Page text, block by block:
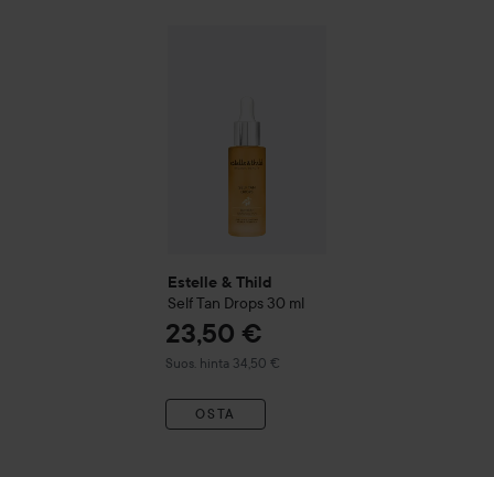
Estelle & Thild
Self Tan Drops 30 ml
23,50 €
Suos. hinta 34,50 €
Suositeltu hinta 34,50 €
OSTA